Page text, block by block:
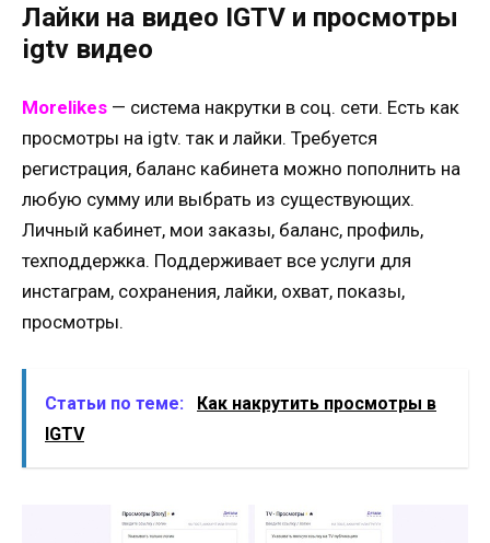
Лайки на видео IGTV и просмотры
igtv видео
Morelikes — система накрутки в соц. сети. Есть как
просмотры на igtv. так и лайки. Требуется
регистрация, баланс кабинета можно пополнить на
любую сумму или выбрать из существующих.
Личный кабинет, мои заказы, баланс, профиль,
техподдержка. Поддерживает все услуги для
инстаграм, сохранения, лайки, охват, показы,
просмотры.
Статьи по теме:
Как накрутить просмотры в
IGTV